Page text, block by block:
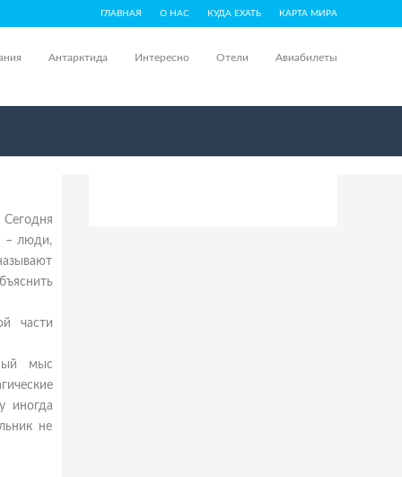
ГЛАВНАЯ О НАС КУДА ЕХАТЬ КАРТА МИРА
Антарктида Интересно Отели Авиабилеты
– люди,
части
мыс
иногда
не